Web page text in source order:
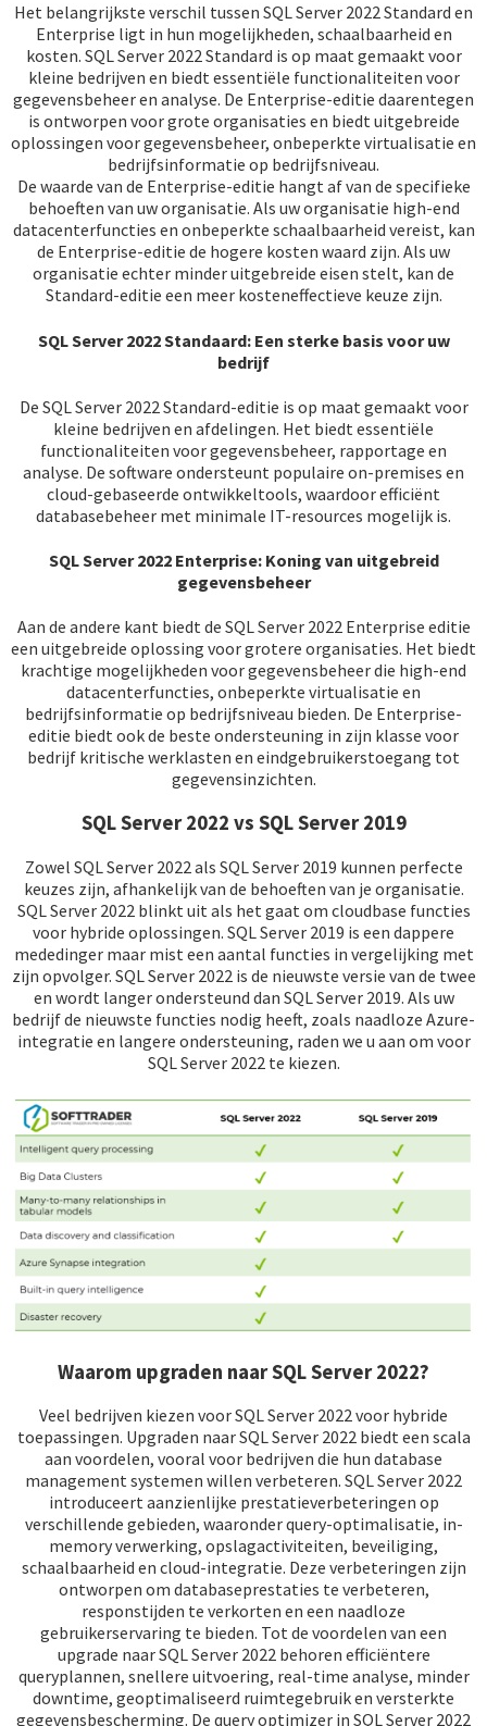
Het belangrijkste verschil tussen SQL Server 2022 Standard en
Enterprise ligt in hun mogelijkheden, schaalbaarheid en
kosten. SQL Server 2022 Standard is op maat gemaakt voor
kleine bedrijven en biedt essentiële functionaliteiten voor
gegevensbeheer en analyse. De Enterprise-editie daarentegen
is ontworpen voor grote organisaties en biedt uitgebreide
oplossingen voor gegevensbeheer, onbeperkte virtualisatie en
bedrijfsinformatie op bedrijfsniveau.
De waarde van de Enterprise-editie hangt af van de specifieke
behoeften van uw organisatie. Als uw organisatie high-end
datacenterfuncties en onbeperkte schaalbaarheid vereist, kan
de Enterprise-editie de hogere kosten waard zijn. Als uw
organisatie echter minder uitgebreide eisen stelt, kan de
Standard-editie een meer kosteneffectieve keuze zijn.
SQL Server 2022 Standaard: Een sterke basis voor uw
bedrijf
De SQL Server 2022 Standard-editie is op maat gemaakt voor
kleine bedrijven en afdelingen. Het biedt essentiële
functionaliteiten voor gegevensbeheer, rapportage en
analyse. De software ondersteunt populaire on-premises en
cloud-gebaseerde ontwikkeltools, waardoor efficiënt
databasebeheer met minimale IT-resources mogelijk is.
SQL Server 2022 Enterprise: Koning van uitgebreid
gegevensbeheer
Aan de andere kant biedt de SQL Server 2022 Enterprise editie
een uitgebreide oplossing voor grotere organisaties. Het biedt
krachtige mogelijkheden voor gegevensbeheer die high-end
datacenterfuncties, onbeperkte virtualisatie en
bedrijfsinformatie op bedrijfsniveau bieden. De Enterprise-
editie biedt ook de beste ondersteuning in zijn klasse voor
bedrijf kritische werklasten en eindgebruikerstoegang tot
gegevensinzichten.
SQL Server 2022 vs SQL Server 2019
Zowel SQL Server 2022 als SQL Server 2019 kunnen perfecte
keuzes zijn, afhankelijk van de behoeften van je organisatie.
SQL Server 2022 blinkt uit als het gaat om cloudbase functies
voor hybride oplossingen. SQL Server 2019 is een dappere
mededinger maar mist een aantal functies in vergelijking met
zijn opvolger. SQL Server 2022 is de nieuwste versie van de twee
en wordt langer ondersteund dan SQL Server 2019. Als uw
bedrijf de nieuwste functies nodig heeft, zoals naadloze Azure-
integratie en langere ondersteuning, raden we u aan om voor
SQL Server 2022 te kiezen.
Waarom upgraden naar SQL Server 2022?
Veel bedrijven kiezen voor SQL Server 2022 voor hybride
toepassingen. Upgraden naar SQL Server 2022 biedt een scala
aan voordelen, vooral voor bedrijven die hun database
management systemen willen verbeteren. SQL Server 2022
introduceert aanzienlijke prestatieverbeteringen op
verschillende gebieden, waaronder query-optimalisatie, in-
memory verwerking, opslagactiviteiten, beveiliging,
schaalbaarheid en cloud-integratie. Deze verbeteringen zijn
ontworpen om databaseprestaties te verbeteren,
responstijden te verkorten en een naadloze
gebruikerservaring te bieden. Tot de voordelen van een
upgrade naar SQL Server 2022 behoren efficiëntere
queryplannen, snellere uitvoering, real-time analyse, minder
downtime, geoptimaliseerd ruimtegebruik en versterkte
gegevensbescherming. De query optimizer in SQL Server 2022